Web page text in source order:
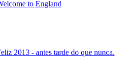
to England
2013 - antes tarde do que nunca.